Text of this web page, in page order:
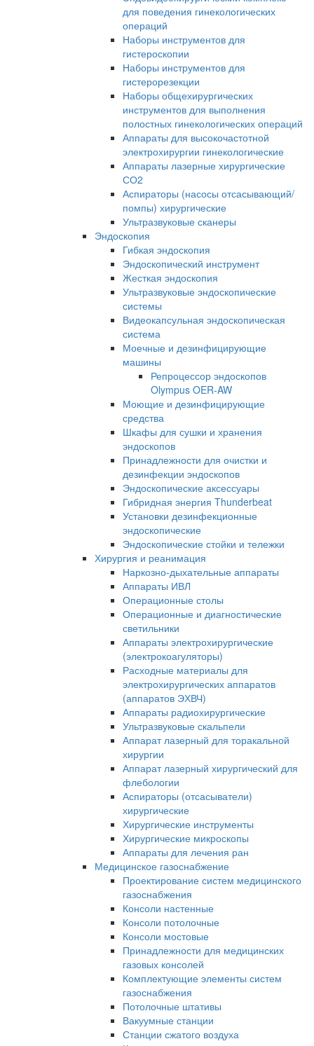
для поведения гинекологических
операций
Наборы инструментов для
гистероскопии
Наборы инструментов для
гистерорезекции
Наборы общехирургических
инструментов для выполнения
полостных гинекологических операций
Аппараты для высокочастотной
электрохирургии гинекологические
Аппараты лазерные хирургические
СО2
Аспираторы (насосы отсасывающий/
помпы) хирургические
Ультразвуковые сканеры
Эндоскопия
Гибкая эндоскопия
Эндоскопический инструмент
Жесткая эндоскопия
Ультразвуковые эндоскопические
системы
Видеокапсульная эндоскопическая
система
Моечные и дезинфицирующие
машины
Репроцессор эндоскопов
Olympus OER-AW
Моющие и дезинфицирующие
средства
Шкафы для сушки и хранения
эндоскопов
Принадлежности для очистки и
дезинфекции эндоскопов
Эндоскопические аксессуары
Гибридная энергия Thunderbeat
Установки дезинфекционные
эндоскопические
Эндоскопические стойки и тележки
Хирургия и реанимация
Наркозно-дыхательные аппараты
Аппараты ИВЛ
Операционные столы
Операционные и диагностические
светильники
Аппараты электрохирургические
(электрокоагуляторы)
Расходные материалы для
электрохирургических аппаратов
(аппаратов ЭХВЧ)
Аппараты радиохирургические
Ультразвуковые скальпели
Аппарат лазерный для торакальной
хирургии
Аппарат лазерный хирургический для
флебологии
Аспираторы (отсасыватели)
хирургические
Хирургические инструменты
Хирургические микроскопы
Аппараты для лечения ран
Медицинское газоснабжение
Проектирование систем медицинского
газоснабжения
Консоли настенные
Консоли потолочные
Консоли мостовые
Принадлежности для медицинских
газовых консолей
Комплектующие элементы систем
газоснабжения
Потолочные штативы
Вакуумные станции
Станции сжатого воздуха